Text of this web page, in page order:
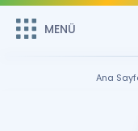
MENÜ
MENÜ
Ana